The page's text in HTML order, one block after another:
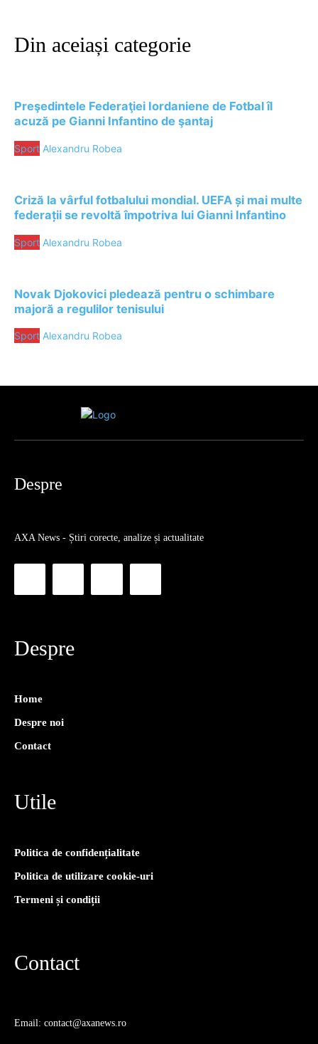
Din aceiași categorie
Preşedintele Federaţiei Iordaniene de Fotbal îl
acuză pe Gianni Infantino de şantaj
Sport Alexandru Robea
Criză la vârful fotbalului mondial. UEFA și mai multe
federații se revoltă împotriva lui Gianni Infantino
Sport Alexandru Robea
Novak Djokovici pledează pentru o schimbare
majoră a regulilor tenisului
Sport Alexandru Robea
Despre
AXA News - Știri corecte, analize și actualitate
Despre
Home
Despre noi
Contact
Utile
Politica de confidențialitate
Politica de utilizare cookie-uri
Termeni și condiții
Contact
Email: contact@axanews.ro